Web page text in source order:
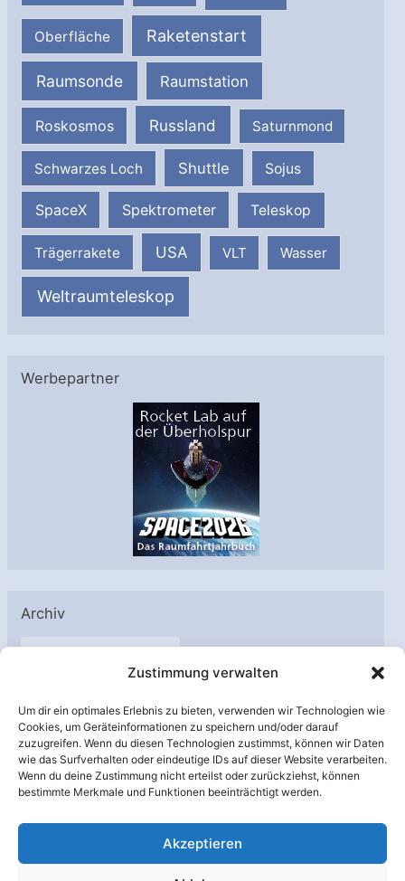
Zustimmung verwalten
Um dir ein optimales Erlebnis zu bieten, verwenden wir Technologien wie
Cookies, um Geräteinformationen zu speichern und/oder darauf
zuzugreifen. Wenn du diesen Technologien zustimmst, können wir Daten
wie das Surfverhalten oder eindeutige IDs auf dieser Website verarbeiten.
Wenn du deine Zustimmung nicht erteilst oder zurückziehst, können
bestimmte Merkmale und Funktionen beeinträchtigt werden.
Akzeptieren
Oberfläche Raketenstart
Raumsonde Raumstation
Roskosmos Russland Saturnmond
Schwarzes Loch Shuttle Sojus
SpaceX Spektrometer Teleskop
Trägerrakete USA VLT Wasser
Weltraumteleskop
Werbepartner
Archiv
A
h
i
v
Unterstützt von: